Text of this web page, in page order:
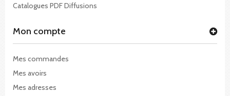
Catalogues PDF Diffusions
Mon compte
Mes commandes
Mes avoirs
Mes adresses